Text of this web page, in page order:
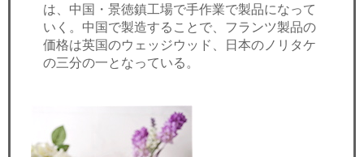
は、中国・景徳鎮工場で手作業で製品になって
いく。中国で製造することで、フランツ製品の
価格は英国のウェッジウッド、日本のノリタケ
の三分の一となっている。